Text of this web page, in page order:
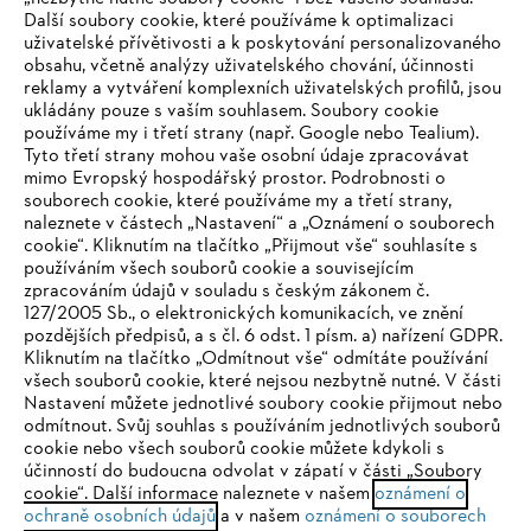
Společnost
STIHL FAQ
Služby
Ochrana osobních údajů Právní doložka Cookies
IHR BROWSER WIRD NICHT
UNTERSTÜTZT
Sie nutzen einen Browser, den wir noch nicht unterstützen. Für
eine optimale Nutzung unserer Seite empfehlen wir Ihnen, zu
einem der folgenden Browser zu wechseln:
Další soubory cookie, které používáme k optimalizaci
uživatelské přívětivosti a k poskytování personalizovaného
obsahu, včetně analýzy uživatelského chování, účinnosti
reklamy a vytváření komplexních uživatelských profilů, jsou
ukládány pouze s vaším souhlasem. Soubory cookie
používáme my i třetí strany (např. Google nebo Tealium).
Tyto třetí strany mohou vaše osobní údaje zpracovávat
mimo Evropský hospodářský prostor. Podrobnosti o
souborech cookie, které používáme my a třetí strany,
naleznete v částech „Nastavení“ a „Oznámení o souborech
cookie“. Kliknutím na tlačítko „Přijmout vše“ souhlasíte s
používáním všech souborů cookie a souvisejícím
zpracováním údajů v souladu s českým zákonem č.
127/2005 Sb., o elektronických komunikacích, ve znění
pozdějších předpisů, a s čl. 6 odst. 1 písm. a) nařízení GDPR.
Kliknutím na tlačítko „Odmítnout vše“ odmítáte používání
všech souborů cookie, které nejsou nezbytně nutné. V části
Nastavení můžete jednotlivé soubory cookie přijmout nebo
odmítnout. Svůj souhlas s používáním jednotlivých souborů
cookie nebo všech souborů cookie můžete kdykoli s
účinností do budoucna odvolat v zápatí v části „Soubory
cookie“. Další informace naleznete v našem oznámení o
ochraně osobních údajůa v našem oznámení o souborech